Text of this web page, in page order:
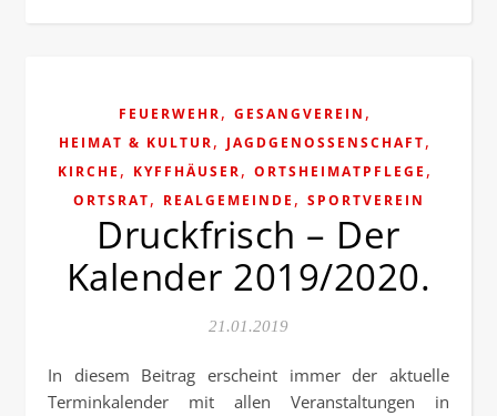
FEUERWEHR, GESANGVEREIN ,
HEIMAT & KULTUR, JAGDGENOSSENSCHAFT,
KIRCHE , KYFFHÄUSER, ORTSHEIMATPFLEGE ,
ORTSRAT, REALGEMEINDE , SPORTVEREIN
Druckfrisch – Der
Kalender 2019/2020.
21.01.2019
In diesem Beitrag erscheint immer der aktuelle
Terminkalender mit allen Veranstaltungen in